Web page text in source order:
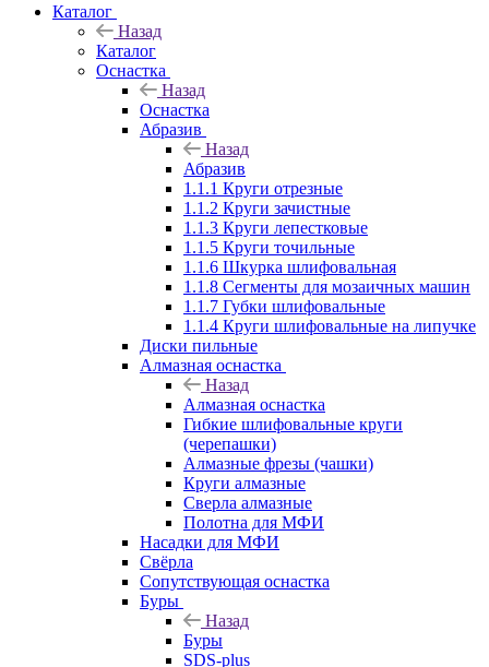
Каталог
Назад
Каталог
Оснастка
Назад
Оснастка
Абразив
Назад
Абразив
1.1.1 Круги отрезные
1.1.2 Круги зачистные
1.1.3 Круги лепестковые
1.1.5 Круги точильные
1.1.6 Шкурка шлифовальная
1.1.8 Сегменты для мозаичных машин
1.1.7 Губки шлифовальные
1.1.4 Круги шлифовальные на липучке
Диски пильные
Алмазная оснастка
Назад
Алмазная оснастка
Гибкие шлифовальные круги
(черепашки)
Алмазные фрезы (чашки)
Круги алмазные
Сверла алмазные
Полотна для МФИ
Насадки для МФИ
Свёрла
Сопутствующая оснастка
Буры
Назад
Буры
SDS-plus